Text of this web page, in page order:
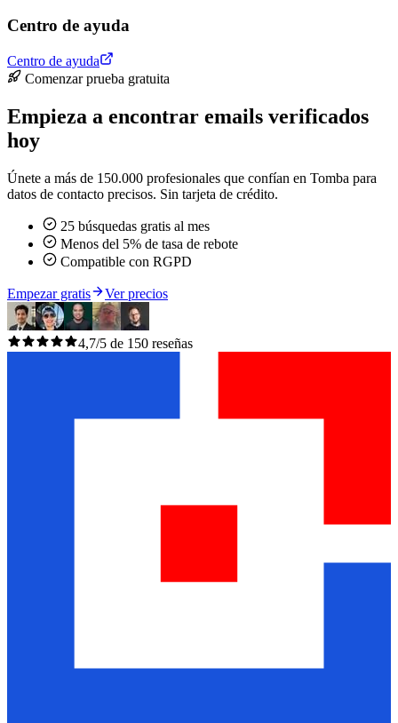
Centro de ayuda
Centro de ayuda
Comenzar prueba gratuita
Empieza a encontrar emails verificados
hoy
Únete a más de 150.000 profesionales que confían en Tomba para
datos de contacto precisos. Sin tarjeta de crédito.
25 búsquedas gratis al mes
Menos del 5% de tasa de rebote
Compatible con RGPD
Empezar gratis Ver precios
4,7/5 de 150 reseñas